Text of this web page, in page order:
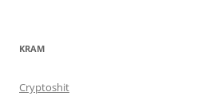
KRAM
Cryptoshit